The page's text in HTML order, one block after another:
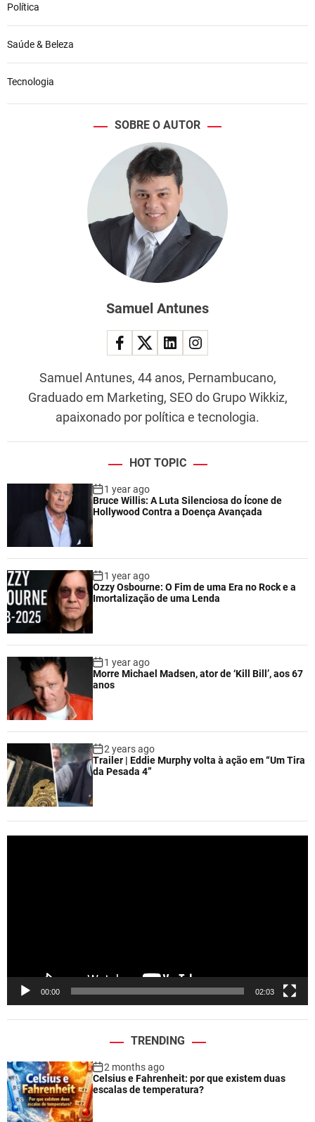
Política
Saúde & Beleza
Tecnologia
SOBRE O AUTOR
Samuel Antunes
Samuel Antunes, 44 anos, Pernambucano,
Graduado em Marketing, SEO do Grupo Wikkiz,
apaixonado por política e tecnologia.
HOT TOPIC
1 year ago
Bruce Willis: A Luta Silenciosa do Ícone de
Hollywood Contra a Doença Avançada
1 year ago
Ozzy Osbourne: O Fim de uma Era no Rock e a
Imortalização de uma Lenda
1 year ago
Morre Michael Madsen, ator de ‘Kill Bill’, aos 67
anos
2 years ago
Trailer | Eddie Murphy volta à ação em “Um Tira
da Pesada 4”
00:00 02:03
TRENDING
2 months ago
Celsius e Fahrenheit: por que existem duas
escalas de temperatura?